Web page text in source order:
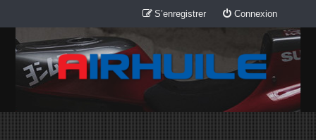
Connexion
S’enregistrer